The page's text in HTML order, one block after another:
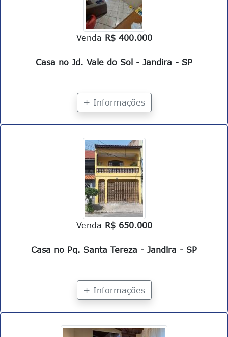
Venda R$ 400.000
Casa no Jd. Vale do Sol - Jandira - SP
+ Informações
Venda R$ 650.000
Casa no Pq. Santa Tereza - Jandira - SP
+ Informações